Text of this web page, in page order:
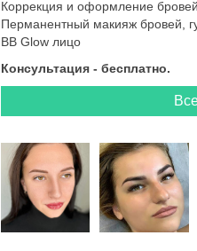
Коррекция и оформление бровей
Перманентный макияж бровей,
BB Glow лицо
Консультация - бесплатно.